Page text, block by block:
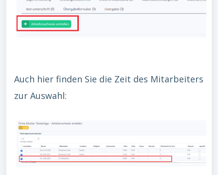
Auch hier finden Sie die Zeit des Mitarbeiters
zur Auswahl: